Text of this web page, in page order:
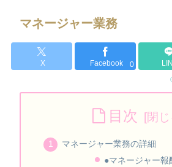
マネージャー業務
X Facebook 0
目次
マネージャー業務の詳細
●マネージャー報